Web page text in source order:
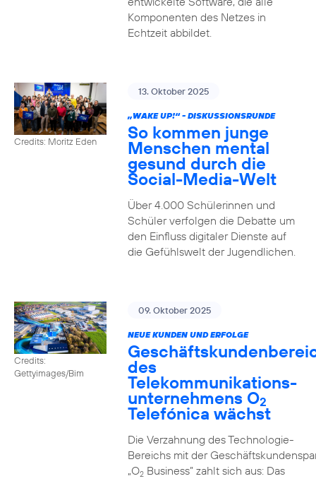
Komponenten des Netzes in
Echtzeit abbildet.
Credits: Moritz Eden
13. Oktober 2025
„WAKE UP!“ - DISKUSSIONSRUNDE
So kommen junge
Menschen mental
gesund durch die
Social-Media-Welt
Über 4.000 Schülerinnen und
Schüler verfolgen die Debatte um
den Einfluss digitaler Dienste auf
die Gefühlswelt der Jugendlichen.
Credits:
Gettyimages/Bim
09. Oktober 2025
NEUE KUNDEN UND ERFOLGE
des
Telekommunikations­
unternehmens O2
Telefónica wächst
Die Verzahnung des Technologie-
Bereichs mit der
„O2Business” zahlt sich aus: Das